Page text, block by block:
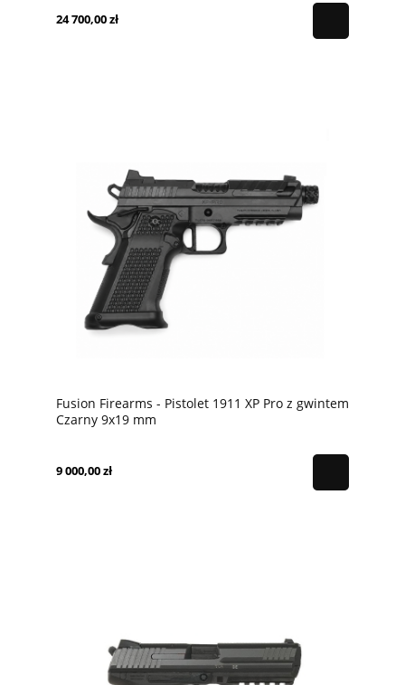
24 700,00 zł
Fusion Firearms - Pistolet 1911 XP Pro z gwintem
Czarny 9x19 mm
9 000,00 zł